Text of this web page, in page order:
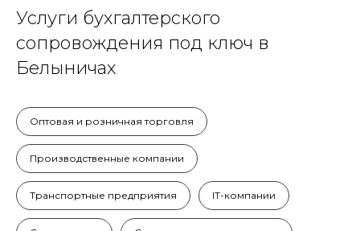
Услуги бухгалтерского
сопровождения под ключ в
Белыничах
Оптовая и розничная торговля
Производственные компании
Транспортные предприятия IT-компании